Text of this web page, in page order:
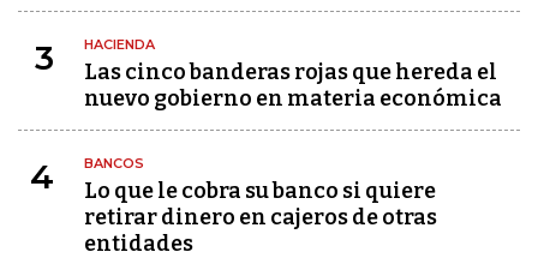
3 HACIENDA
Las cinco banderas rojas que hereda el
nuevo gobierno en materia económica
4 BANCOS
Lo que le cobra su banco si quiere
retirar dinero en cajeros de otras
entidades